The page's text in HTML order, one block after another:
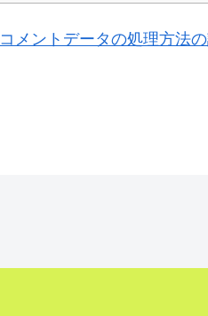
コメントデータの処理方法